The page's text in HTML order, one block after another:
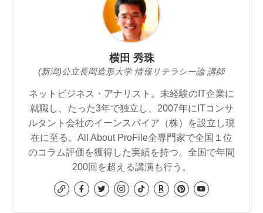
横田 秀珠
(新潟)公立長岡造形大学 情報リテラシー論 講師
ネットビジネス・アナリスト。未経験のIT企業に
就職し、たった3年で独立し、2007年にITコンサ
ルタント会社のイーンスパイア（株）を設立し現
在に至る。All About ProFile全専門家で全国１位
のコラム評価を獲得した実績を持つ。全国で年間
200回を超える講演も行う。